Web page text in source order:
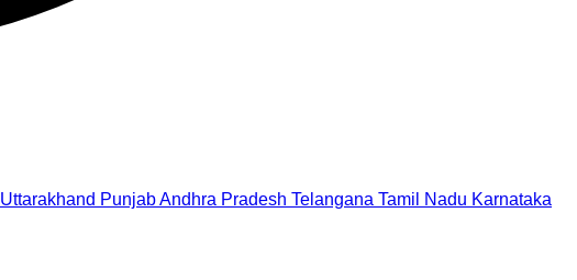
Uttarakhand PunjabAndhra Pradesh Telangana Tamil Nadu Karnataka